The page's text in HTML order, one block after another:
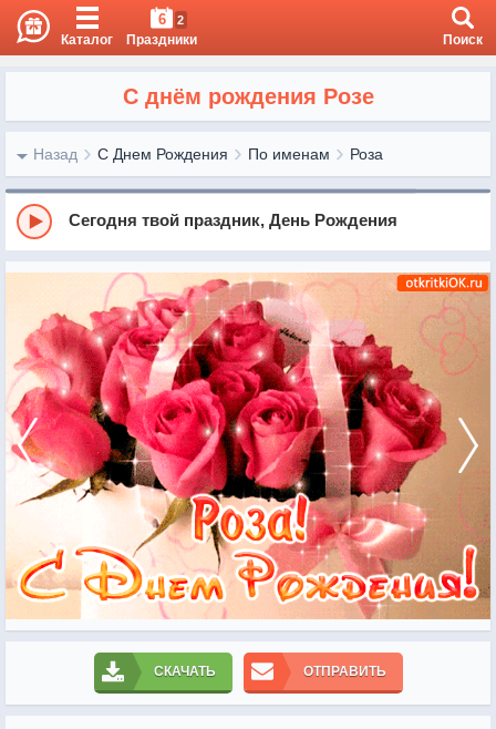
Каталог
6 2
Праздники Поиск
С днём рождения Розе
Назад С Днем Рождения По именам Роза
Сегодня твой праздник, День Рождения
СКАЧАТЬ ОТПРАВИТЬ